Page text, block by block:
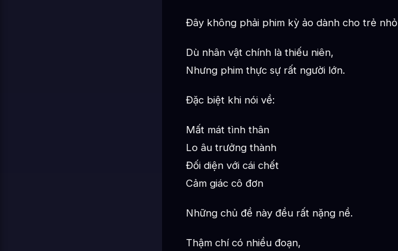
Đây không phải phim kỳ ảo dành cho trẻ nhỏ
Dù nhân vật chính là thiếu niên,
Nhưng phim thực sự rất người lớn.
Đặc biệt khi nói về:
Mất mát tình thân
Lo âu trưởng thành
Đối diện với cái chết
Cảm giác cô đơn
Những chủ đề này đều rất nặng nề.
Thậm chí có nhiều đoạn,